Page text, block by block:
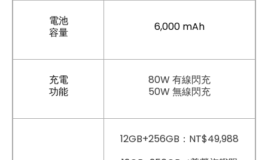
電池
容量
6,000 mAh
充電
功能
80W 有線閃充
50W 無線閃充
12GB+256GB：NT$49,988